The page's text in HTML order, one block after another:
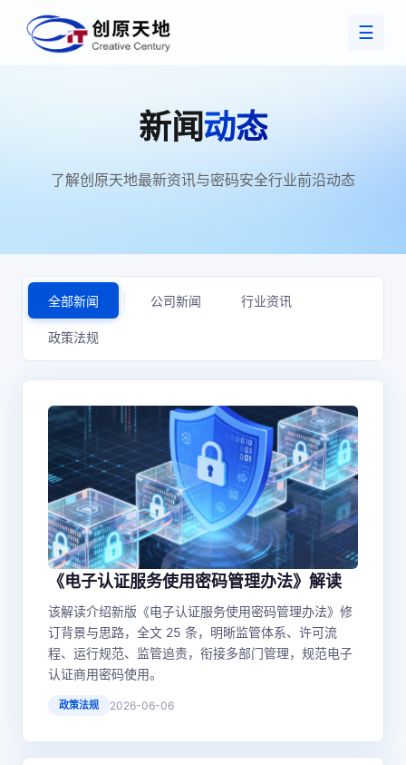
☰
新闻动态
了解创原天地最新资讯与密码安全行业前沿动态
全部新闻 公司新闻 行业资讯
政策法规
《电子认证服务使用密码管理办法》解读
该解读介绍新版《电子认证服务使用密码管理办法》修
订背景与思路，全文 25 条，明晰监管体系、许可流
程、运行规范、监管追责，衔接多部门管理，规范电子
认证商用密码使用。
政策法规 2026-06-06